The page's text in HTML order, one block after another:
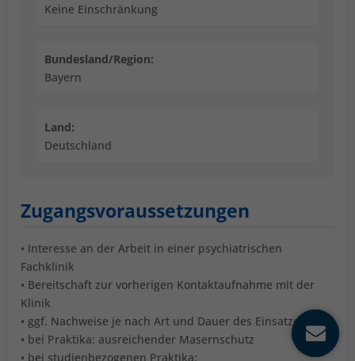
Keine Einschränkung
Bundesland/Region:
Bayern
Land:
Deutschland
Zugangsvoraussetzungen
• Interesse an der Arbeit in einer psychiatrischen
Fachklinik
• Bereitschaft zur vorherigen Kontaktaufnahme mit der
Klinik
• ggf. Nachweise je nach Art und Dauer des Einsatzes
• bei Praktika: ausreichender Masernschutz
• bei studienbezogenen Praktika: